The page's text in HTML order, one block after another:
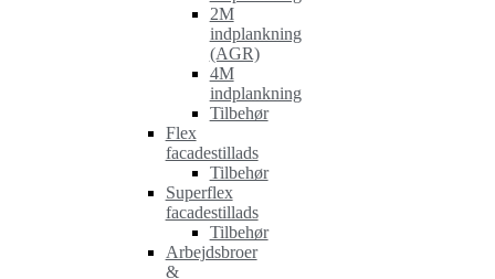
2M
indplankning
(AGR)
4M
indplankning
Tilbehør
Flex
facadestillads
Tilbehør
Superflex
facadestillads
Tilbehør
Arbejdsbroer
&